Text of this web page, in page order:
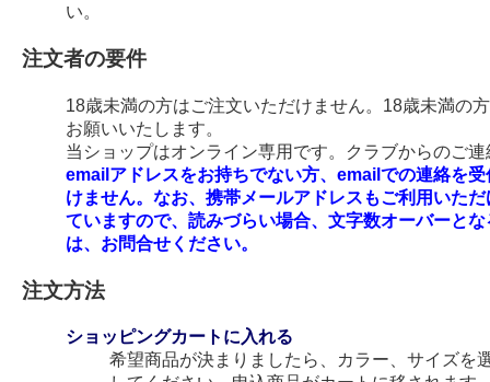
い。
注文者の要件
18歳未満の方はご注文いただけません。18歳未満の
お願いいたします。
当ショップはオンライン専用です。クラブからのご
emailアドレスをお持ちでない方、emailでの連絡を
けません。なお、携帯メールアドレスもご利用いた
ていますので、読みづらい場合、文字数オーバーと
は、お問合せください。
注文方法
ショッピングカートに入れる
希望商品が決まりましたら、カラー、サイズを